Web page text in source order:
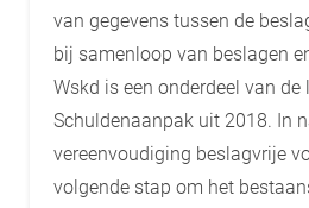
van gegevens tussen de
bij samenloop van beslagen
Wskd is een onderdeel van de
Schuldenaanpak uit 2018. In
vereenvoudiging beslagvrije
volgende stap om het